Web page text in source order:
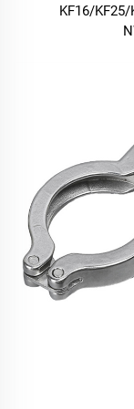
KF16/